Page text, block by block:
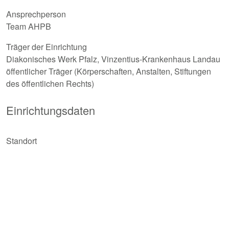
Ansprechperson
Team AHPB
Träger der Einrichtung
Diakonisches Werk Pfalz, Vinzentius-Krankenhaus Landau
öffentlicher Träger (Körperschaften, Anstalten, Stiftungen
des öffentlichen Rechts)
Einrichtungsdaten
Standort